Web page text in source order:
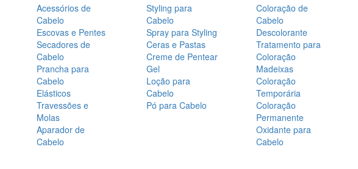
Acessórios de
Cabelo
Escovas e Pentes
Secadores de
Cabelo
Prancha para
Cabelo
Elásticos
Travessões e
Molas
Aparador de
Cabelo
Styling para
Cabelo
Spray para Styling
Ceras e Pastas
Creme de Pentear
Gel
Loção para
Cabelo
Pó para Cabelo
Coloração de
Cabelo
Descolorante
Tratamento para
Coloração
Madeixas
Coloração
Temporária
Coloração
Permanente
Oxidante para
Cabelo